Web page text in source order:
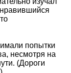
попытки
несмотря на
(Дороги